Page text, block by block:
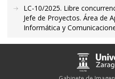
LC-10/2025. Libre
Jefe de Proyectos. Área de
Informática y